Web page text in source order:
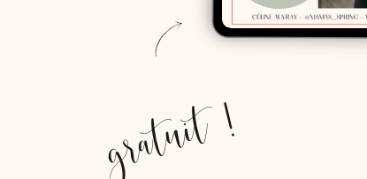
gratuit !